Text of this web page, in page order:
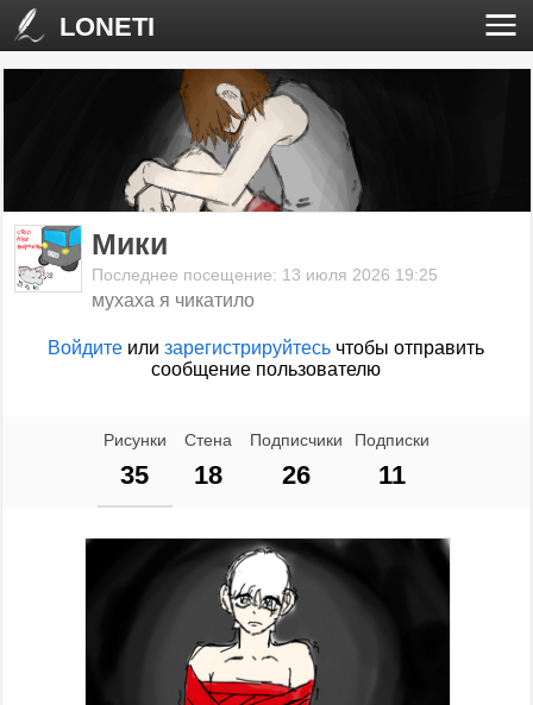
LONETI
Мики
Последнее посещение: 13 июля 2026 19:25
мухаха я чикатило
Войдите илизарегистрируйтесь чтобы отправить
сообщение пользователю
Рисунки
35
Стена
18
Подписчики
26
Подписки
11